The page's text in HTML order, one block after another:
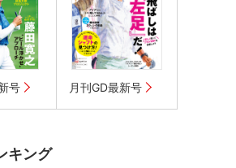
号 月刊GD最新号
キング